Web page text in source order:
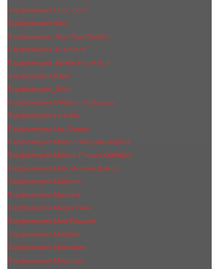
Парфюмерия Hugo Boss
Парфюмерия Initio
Парфюмерия Jean Paul Gaultier
Парфюмерия Jо Malоnе
Парфюмерия Juliette Has A Gun
Парфюмерия Kajal
Парфюмерия_КiIiаn
Парфюмерия L'Artisan Parfumeur
Парфюмерия Le Labo
Парфюмерия Les Contes
Парфюмерия Maison Margiela Replica
Парфюмерия Maison Francis Kurkdjian
Парфюмерия Marc-Antoine Barrois
Парфюмерия Mancera
Парфюмерия Maybach
Парфюмерия Memo Paris
Парфюмерия Meo Fusciuni
Парфюмерия Montale
Парфюмерия Moresque
Парфюмерия Moschino